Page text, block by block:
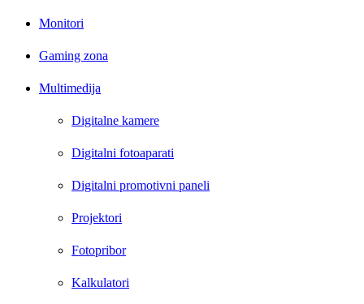
Monitori
Gaming zona
Multimedija
Digitalne kamere
Digitalni fotoaparati
Digitalni promotivni paneli
Projektori
Fotopribor
Kalkulatori